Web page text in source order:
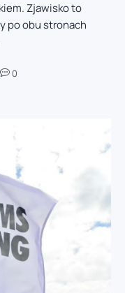
Zjawisko to
po obu stronach
0